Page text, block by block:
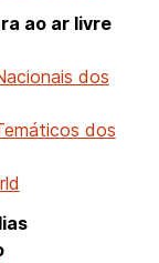
ao ar livre
dos
dos